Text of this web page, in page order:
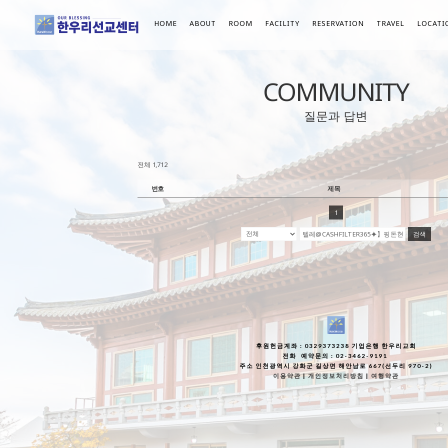
HOME ABOUT ROOM FACILITY RESERVATION TRAVEL
COMMUNITY
질문과 답변
전체 1,712
번호 제목
1
검색
후원헌금계좌 : 0329373238 기업은행 한우리교회
전화
예약문의 : 02-3462-9191
주소 인천광역시 강화군 길상면 해안남로 667(선두리 970-2)
이용약관|개인정보처리방침 | 여행약관